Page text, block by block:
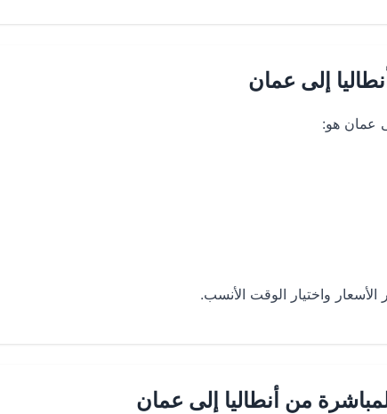
إلى عمان
عمان هو:
واختيار الوقت الأنسب.
من أنطاليا إلى عمان